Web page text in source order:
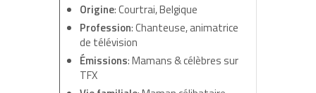
Origine: Courtrai, Belgique
Profession: Chanteuse, animatrice
de télévision
Émissions: Mamans & célèbres sur
TFX